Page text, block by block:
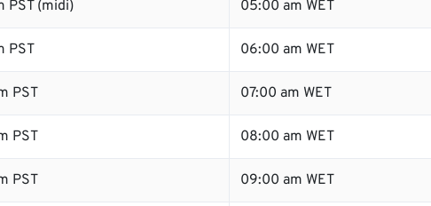
PST (midi) 05:00 am WET
PST 06:00 am WET
PST 07:00 am WET
PST 08:00 am WET
PST 09:00 am WET